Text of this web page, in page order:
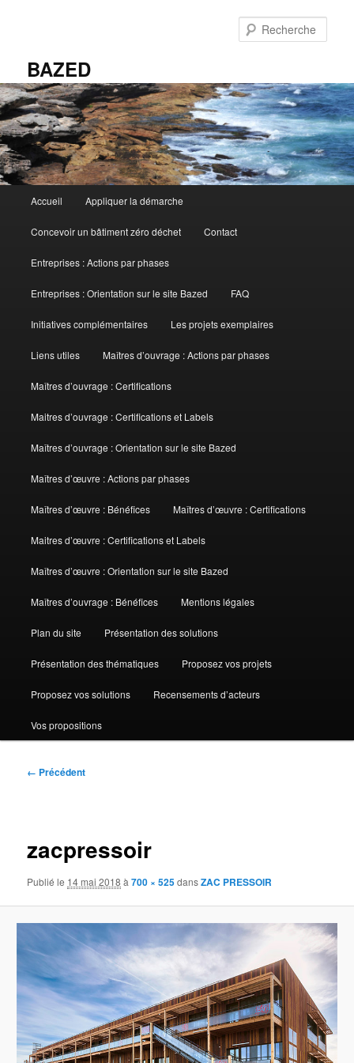
BAZED
principal
Accueil Appliquer la démarche
Concevoir un bâtiment zéro déchet Contact
Entreprises : Actions par phases
Entreprises : Orientation sur le site Bazed FAQ
Initiatives complémentaires Les projets exemplaires
Liens utiles Maîtres d’ouvrage : Actions par phases
Maîtres d’ouvrage : Certifications
Maitres d’ouvrage : Certifications et Labels
Maîtres d’ouvrage : Orientation sur le site Bazed
Maîtres d’œuvre : Actions par phases
Maîtres d’œuvre : Bénéfices Maîtres d’œuvre : Certifications
Maitres d’œuvre : Certifications et Labels
Maîtres d’œuvre : Orientation sur le site Bazed
Maîtres d’ouvrage : Bénéfices Mentions légales
Plan du site Présentation des solutions
Présentation des thématiques Proposez vos projets
Proposez vos solutions Recensements d’acteurs
Vos propositions
Navigation
← Précédent
zacpressoir
Publié le 14 mai 2018 à700 × 525dansZAC PRESSOIR